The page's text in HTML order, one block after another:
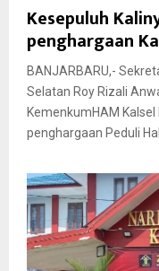
Kesepuluh
penghargaan
BANJARBARU,-
Selatan Roy Rizali
KemenkumHAM
penghargaan Peduli